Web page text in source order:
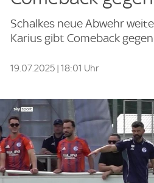
Schalkes neue Abwehr
Karius gibt Comeback
19.07.2025 | 18:01 Uhr